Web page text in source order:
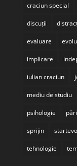
craciun special
discuții
evaluare
implicare
iulian craciun
mediu de studiu
psihologie
sprijin startevo
tehnologie